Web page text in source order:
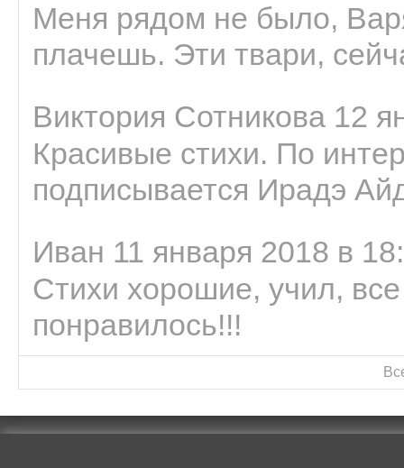
Меня рядом не было,
плачешь. Эти твари,
Виктория Сотникова 12
Красивые стихи. По
подписывается Ирадэ
Иван 11 января 2018 в
Стихи хорошие, учил,
понравилось!!!